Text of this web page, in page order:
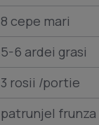
8 cepe mari
5-6 ardei grasi
3 rosii /portie
patrunjel